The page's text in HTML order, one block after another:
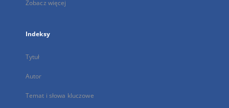
Zobacz więcej
Indeksy
Tytuł
Autor
Temat i słowa kluczowe